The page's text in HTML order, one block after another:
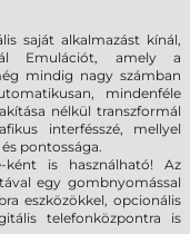
saját alkalmazást kínál,
Emulációt, amely a
mindig nagy számban
mindenféle
nélkül transzformál
interfésszé, mellyel
pontossága.
ként is használható! Az
egy gombnyomással
eszközökkel, opcionális
telefonközpontra is